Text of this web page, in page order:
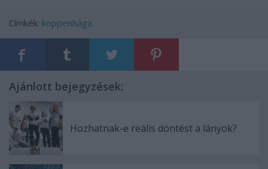
Címkék: koppenhága
Ajánlott bejegyzések:
Hozhatnak-e reális döntést a lányok?